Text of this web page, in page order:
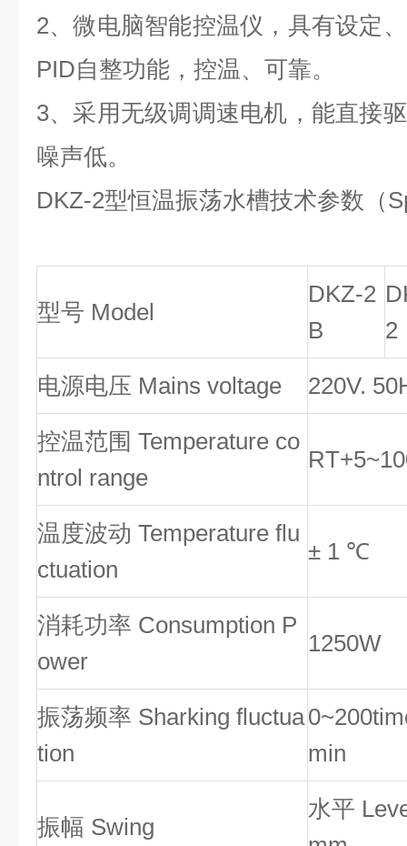
2、微电脑智能控温仪，具有设定
PID自整功能，控温、可靠。
3、采用无级调调速电机，能直接
噪声低。
DKZ-2型恒温振荡水槽技术参数 （
型号 Model
DKZ-2
B
2
电源电压 Mains voltage 220V.
控温范围 Temperature co
ntrol range
温度波动 Temperature flu
ctuation
± 1 ℃
消耗功率 Consumption P
ower
1250W
振荡频率 Sharking fluctua
tion
min
振幅 Swing
水平